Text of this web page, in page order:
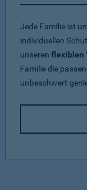
Jede Familie ist
individuellen
unseren flexiblen
Familie die
unbeschwert